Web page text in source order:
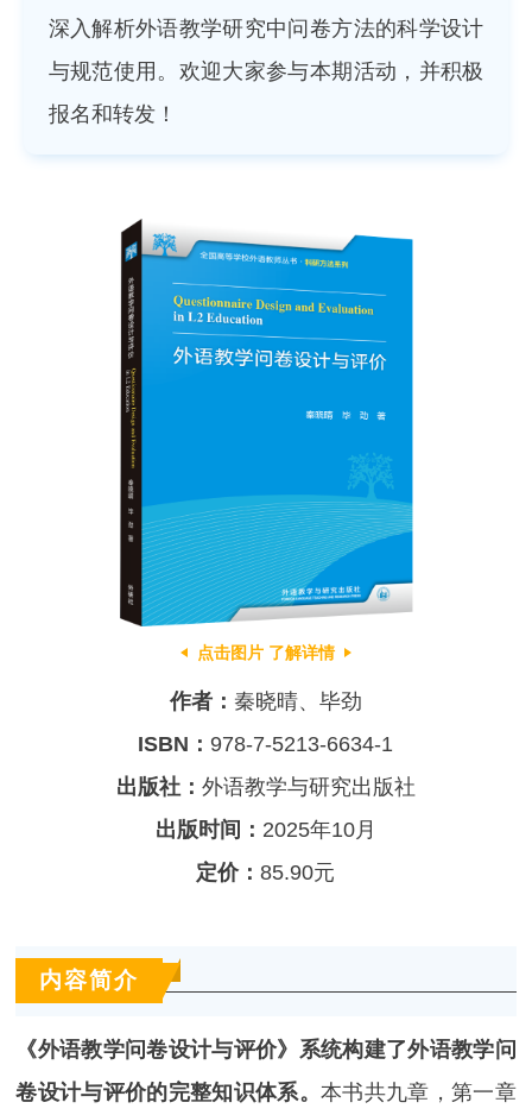
深入解析外语教学研究中问卷方法的科学设计
与规范使用。欢迎大家参与本期活动，并积极
报名和转发！
点击图片 了解详情
作者： 秦晓晴、毕劲
ISBN： 978-7-5213-6634-1
出版社： 外语教学与研究出版社
出版时间： 2025年10月
定价：85.90元
内容简介
《外语教学问卷设计与评价》系统构建了外语教学问
卷设计与评价的完整知识体系。 本书共九章，第一章